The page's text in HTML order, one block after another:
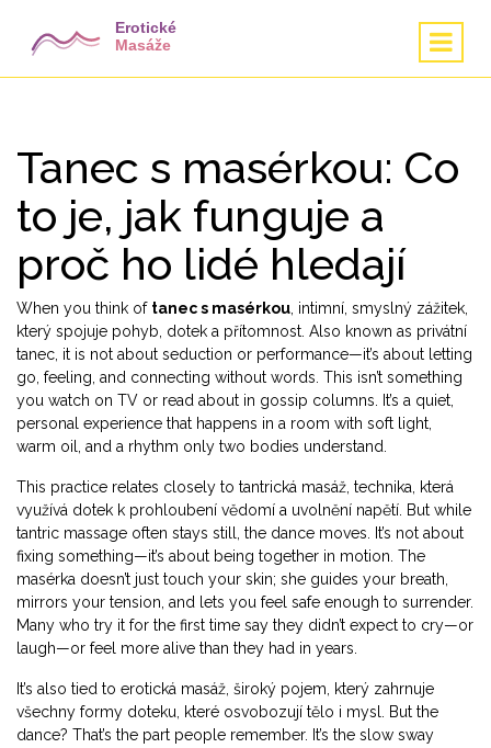
Tanec s masérkou: Co
to je, jak funguje a
proč ho lidé hledají
When you think of tanec s masérkou intimní, smyslný zážitek,
který spojuje pohyb, dotek a přítomnost . Also known as privátní
tanec , it is not about seduction or performance—it’s about letting
go, feeling, and connecting without words. This isn’t something
you watch on TV or read about in gossip columns. It’s a quiet,
personal experience that happens in a room with soft light,
warm oil, and a rhythm only two bodies understand.
This practice relates closely to tantrická masáž technika, která
využívá dotek k prohloubení vědomí a uvolnění napětí . But while
tantric massage often stays still, the dance moves. It’s not about
fixing something—it’s about being together in motion. The
masérka doesn’t just touch your skin; she guides your breath,
mirrors your tension, and lets you feel safe enough to surrender.
Many who try it for the first time say they didn’t expect to cry—or
laugh—or feel more alive than they had in years.
It’s also tied to erotická masáž široký pojem, který zahrnuje
všechny formy doteku, které osvobozují tělo i mysl
. But the
dance? That’s the part people remember. It’s the slow sway